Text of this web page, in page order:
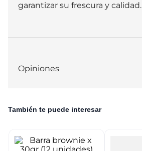
garantizar su frescura y calidad.
Opiniones
También te puede interesar